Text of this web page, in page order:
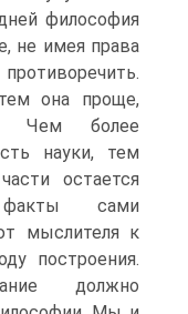
философия
не имея права
она проще,
Чем более
науки, тем
остается
сами
мыслителя к
построения.
должно